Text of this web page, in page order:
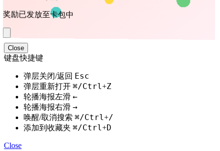
奖励已发放至卡包中
Close
键盘快捷键
弹层关闭/返回 Esc
弹层重新打开 ⌘/Ctrl+Z
轮播海报左滑 ←
轮播海报右滑 →
唤醒/取消搜索 ⌘/Ctrl+/
添加到收藏夹 ⌘/Ctrl+D
Close